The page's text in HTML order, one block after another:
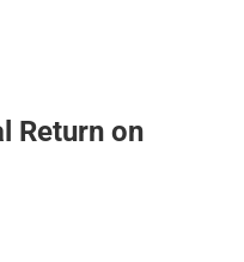
Return on